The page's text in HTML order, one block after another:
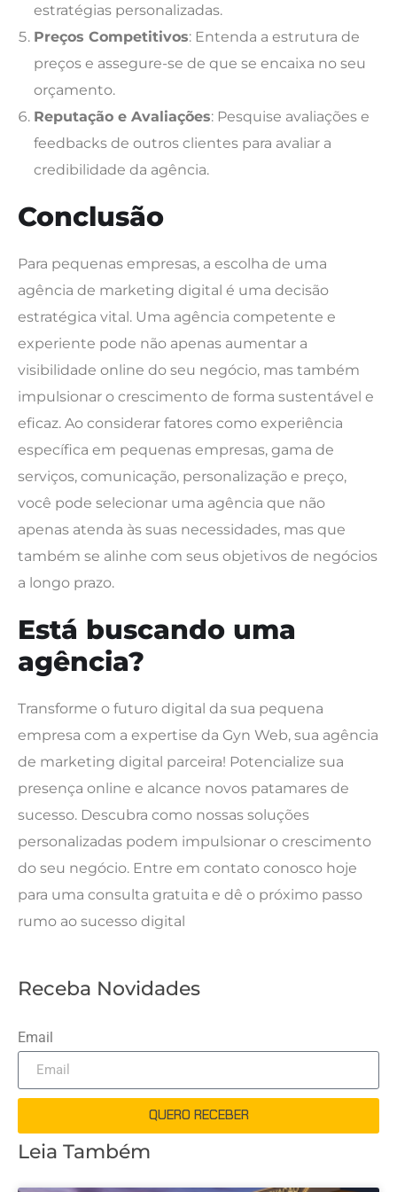
estratégias personalizadas.
Preços Competitivos: Entenda a estrutura de
preços e assegure-se de que se encaixa no seu
orçamento.
Reputação e Avaliações: Pesquise avaliações e
feedbacks de outros clientes para avaliar a
credibilidade da agência.
Conclusão
Para pequenas empresas, a escolha de uma
agência de marketing digital é uma decisão
estratégica vital. Uma agência competente e
experiente pode não apenas aumentar a
visibilidade online do seu negócio, mas também
impulsionar o crescimento de forma sustentável e
eficaz. Ao considerar fatores como experiência
específica em pequenas empresas, gama de
serviços, comunicação, personalização e preço,
você pode selecionar uma agência que não
apenas atenda às suas necessidades, mas que
também se alinhe com seus objetivos de negócios
a longo prazo.
Está buscando uma
agência?
Transforme o futuro digital da sua pequena
empresa com a expertise da Gyn Web, sua agência
de marketing digital parceira! Potencialize sua
presença online e alcance novos patamares de
sucesso. Descubra como nossas soluções
personalizadas podem impulsionar o crescimento
do seu negócio. Entre em contato conosco hoje
para uma consulta gratuita e dê o próximo passo
rumo ao sucesso digital
Receba Novidades
Email
QUERO RECEBER
Leia Também